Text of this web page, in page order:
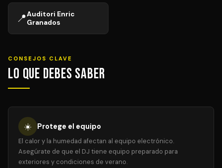
📍Auditori Enric
Granados
CONSEJOS CLAVE
Lo que debes saber
☀️ Protege el equipo
El calor y la humedad afectan al equipo electrónico.
Asegúrate de que el DJ tiene equipo preparado para
exteriores y condiciones de verano.